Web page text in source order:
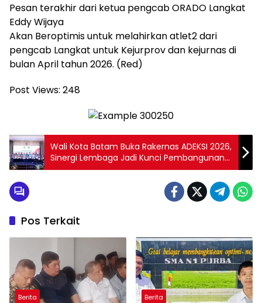
Pesan terakhir dari ketua pengcab ORADO Langkat
Eddy Wijaya
Akan Beroptimis untuk melahirkan atlet2 dari
pengcab Langkat untuk Kejurprov dan kejurnas di
bulan April tahun 2026. (Red)
Post Views: 248
Wali Kota Batam Buka Rakernas ADEKSI 2026,
Sinergi Lembaga Jadi Kunci Pembangunan
Daerah
Pos Terkait
Berita Berita